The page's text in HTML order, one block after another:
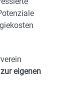
zur eigenen